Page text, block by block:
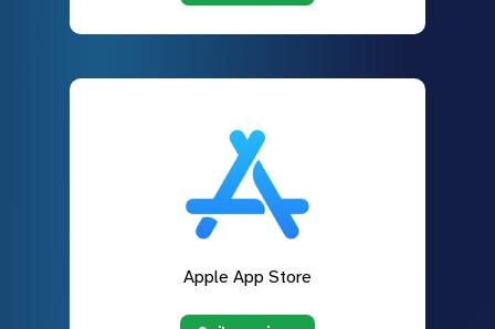
Apple App Store